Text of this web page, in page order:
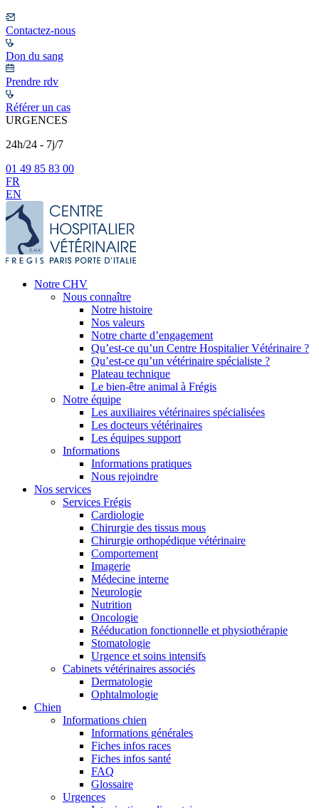
Contactez-nous
Don du sang
Prendre rdv
Référer un cas
URGENCES
24h/24 - 7j/7
01 49 85 83 00
FR
EN
Notre CHV
Nous connaître
Notre histoire
Nos valeurs
Notre charte d’engagement
Qu’est-ce qu’un Centre Hospitalier Vétérinaire ?
Qu’est-ce qu’un vétérinaire spécialiste ?
Plateau technique
Le bien-être animal à Frégis
Notre équipe
Les auxiliaires vétérinaires spécialisées
Les docteurs vétérinaires
Les équipes support
Informations
Informations pratiques
Nous rejoindre
Nos services
Services Frégis
Cardiologie
Chirurgie des tissus mous
Chirurgie orthopédique vétérinaire
Comportement
Imagerie
Médecine interne
Neurologie
Nutrition
Oncologie
Rééducation fonctionnelle et physiothérapie
Stomatologie
Urgence et soins intensifs
Cabinets vétérinaires associés
Dermatologie
Ophtalmologie
Chien
Informations chien
Informations générales
Fiches infos races
Fiches infos santé
FAQ
Glossaire
Urgences